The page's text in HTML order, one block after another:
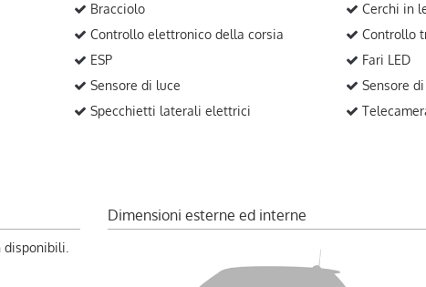
Bracciolo
Controllo elettronico della corsia
ESP
Sensore di luce
Specchietti laterali elettrici
Cerchi in
Controllo
Fari LED
Sensore
Dimensioni esterne ed interne